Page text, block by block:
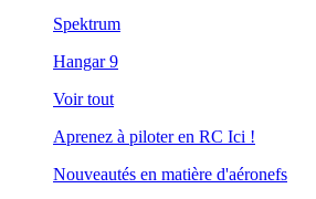
Spektrum
Hangar 9
Voir tout
Aprenez à piloter en RC Ici !
Nouveautés en matière d'aéronefs